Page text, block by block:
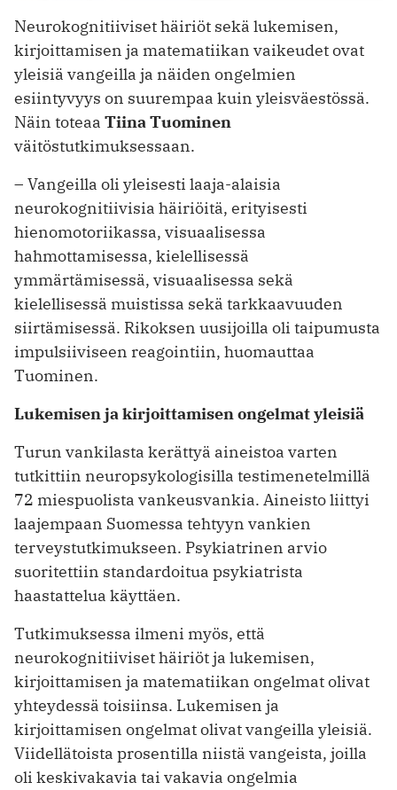
Neurokognitiiviset häiriöt sekä lukemisen,
kirjoittamisen ja matematiikan vaikeudet ovat
yleisiä vangeilla ja näiden ongelmien
esiintyvyys on suurempaa kuin yleisväestössä.
Näin toteaa Tiina Tuominen
väitöstutkimuksessaan.
– Vangeilla oli yleisesti laaja-alaisia
neurokognitiivisia häiriöitä, erityisesti
hienomotoriikassa, visuaalisessa
hahmottamisessa, kielellisessä
ymmärtämisessä, visuaalisessa sekä
kielellisessä muistissa sekä tarkkaavuuden
siirtämisessä. Rikoksen uusijoilla oli taipumusta
impulsiiviseen reagointiin, huomauttaa
Tuominen.
Lukemisen ja kirjoittamisen ongelmat yleisiä
Turun vankilasta kerättyä aineistoa varten
tutkittiin neuropsykologisilla testimenetelmillä
72 miespuolista vankeusvankia. Aineisto liittyi
laajempaan Suomessa tehtyyn vankien
terveystutkimukseen. Psykiatrinen arvio
suoritettiin standardoitua psykiatrista
haastattelua käyttäen.
Tutkimuksessa ilmeni myös, että
neurokognitiiviset häiriöt ja lukemisen,
kirjoittamisen ja matematiikan ongelmat olivat
yhteydessä toisiinsa. Lukemisen ja
kirjoittamisen ongelmat olivat vangeilla yleisiä.
Viidellätoista prosentilla niistä vangeista, joilla
oli keskivakavia tai vakavia ongelmia